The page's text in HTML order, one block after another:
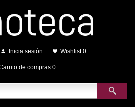
Inicia sesión Wishlist 0
de compras 0